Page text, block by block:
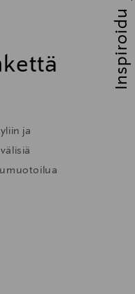
ja
Inspiroidu